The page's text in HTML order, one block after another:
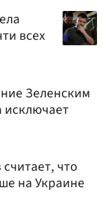
всех
Зеленским
исключает
что
на Украине